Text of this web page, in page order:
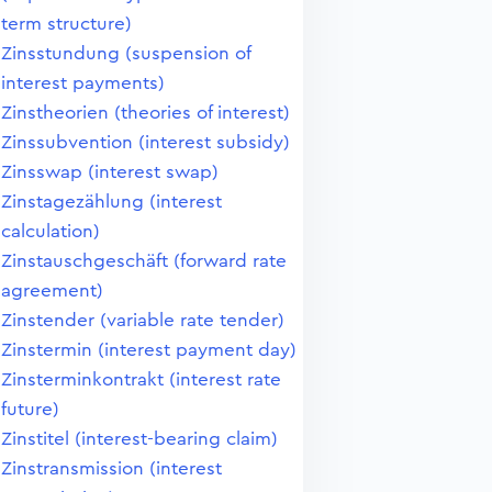
term structure)
Zinsstundung (suspension of
interest payments)
Zinstheorien (theories of interest)
Zinssubvention (interest subsidy)
Zinsswap (interest swap)
Zinstagezählung (interest
calculation)
Zinstauschgeschäft (forward rate
agreement)
Zinstender (variable rate tender)
Zinstermin (interest payment day)
Zinsterminkontrakt (interest rate
future)
Zinstitel (interest-bearing claim)
Zinstransmission (interest